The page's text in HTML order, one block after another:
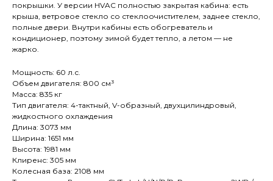
покрышки. У версии HVAC полностью закрытая кабина: есть
крыша, ветровое стекло со стеклоочистителем, заднее стекло,
полные двери. Внутри кабины есть обогреватель и
кондиционер, поэтому зимой будет тепло, а летом — не
жарко.
Мощность: 60 л.с.
Объем двигателя: 800 см³
Масса: 835 кг
Тип двигателя: 4-тактный, V-образный, двухцилиндровый,
жидкостного охлаждения
Длина: 3073 мм
Ширина: 1651 мм
Высота: 1981 мм
Клиренс: 305 мм
Колесная база: 2108 мм